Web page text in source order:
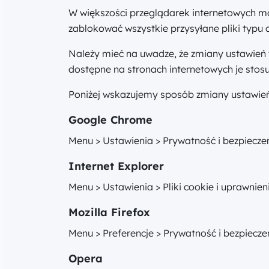
W większości przeglądarek internetowych
zablokować wszystkie przysyłane pliki typu
Należy mieć na uwadze, że zmiany
dostępne na stronach internetowych je
Poniżej wskazujemy sposób zmiany
Google Chrome
Menu > Ustawienia > Prywatność i
Internet Explorer
Menu > Ustawienia > Pliki cookie i
Mozilla Firefox
Menu > Preferencje > Prywatność i
Opera